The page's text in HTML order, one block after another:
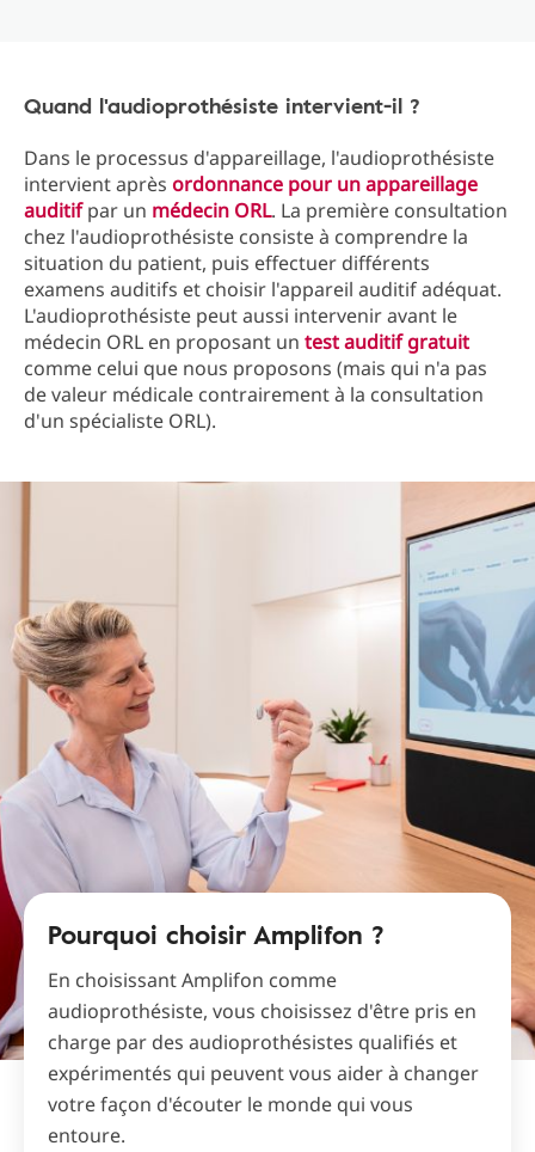
Quand l'audioprothésiste intervient-il ?
Dans le processus d'appareillage, l'audioprothésiste
intervient après ordonnance pour un appareillage
auditifpar un médecin ORL. La première consultation
chez l'audioprothésiste consiste à comprendre la
situation du patient, puis effectuer différents
examens auditifs et choisir l'appareil auditif adéquat.
L'audioprothésiste peut aussi intervenir avant le
médecin ORL en proposant un test auditif gratuit
comme celui que nous proposons (mais qui n'a pas
de valeur médicale contrairement à la consultation
d'un spécialiste ORL).
Pourquoi choisir Amplifon ?
En choisissant Amplifon comme
audioprothésiste, vous choisissez d'être pris en
charge par des audioprothésistes qualifiés et
expérimentés qui peuvent vous aider à changer
votre façon d'écouter le monde qui vous
entoure.